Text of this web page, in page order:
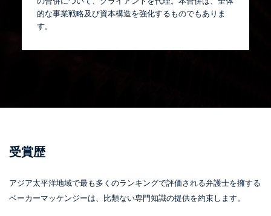
的な事業戦略及び資本構造を強化するものでもありま
す。
受賞歴
アジア太平洋地域で最も多くのランキングで評価される弁護士を擁する
ベーカーマッケンジーは、比類ない専門知識の提供を約束します。